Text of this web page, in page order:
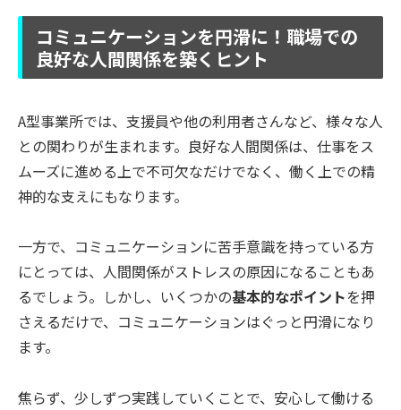
コミュニケーションを円滑に！職場での
良好な人間関係を築くヒント
A型事業所では、支援員や他の利用者さんなど、様々な人
との関わりが生まれます。良好な人間関係は、仕事をス
ムーズに進める上で不可欠なだけでなく、働く上での精
神的な支えにもなります。
一方で、コミュニケーションに苦手意識を持っている方
にとっては、人間関係がストレスの原因になることもあ
るでしょう。しかし、いくつかの基本的なポイントを押
さえるだけで、コミュニケーションはぐっと円滑になり
ます。
焦らず、少しずつ実践していくことで、安心して働ける